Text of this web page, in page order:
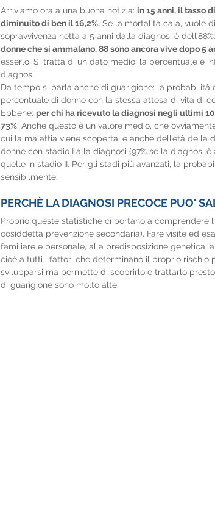
Arriviamo ora a una buona notizia: in 15 anni, il tasso
diminuito di ben il 16,2%. Se la mortalità cala, vuole
sopravvivenza netta a 5 anni dalla diagnosi è
donne che si ammalano, 88 sono ancora vive dopo 5
esserlo. Si tratta di un dato medio: la percentuale è
diagnosi.
Da tempo si parla anche di guarigione: la probabilità
percentuale di donne con la stessa attesa di vita di
Ebbene: per chi ha ricevuto la diagnosi negli ultimi
73%. Anche questo è un valore medio, che
cui la malattia viene scoperta, e anche dell’età della
donne con stadio I alla diagnosi (97% se la diagnosi è
quelle in stadio II. Per gli stadi più avanzati, la
sensibilmente.
PERCHÈ LA DIAGNOSI PRECOCE PUO'
Proprio queste statistiche ci portano a comprendere l’
cosiddetta prevenzione secondaria). Fare visite ed
familiare e personale, alla predisposizione genetica,
cioè a tutti i fattori che determinano il proprio rischio
svilupparsi ma permette di scoprirlo e trattarlo
di guarigione sono molto alte.